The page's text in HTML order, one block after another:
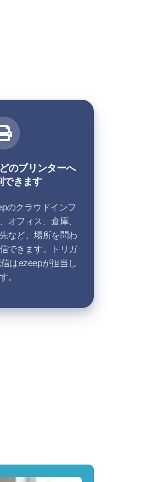
のプリンターへ
できます
のクラウドインフ
オフィス、倉庫、
など、場所を問わ
できます。トリガ
はezeepが担当し
。